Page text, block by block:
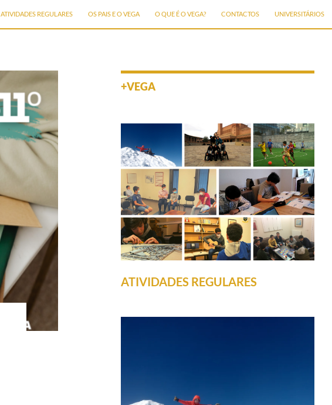
ATIVIDADES REGULARES OS PAIS E O VEGA O QUE É O VEGA? CONTACTOS UNIVERSITÁRIOS
+VEGA
ATIVIDADES REGULARES